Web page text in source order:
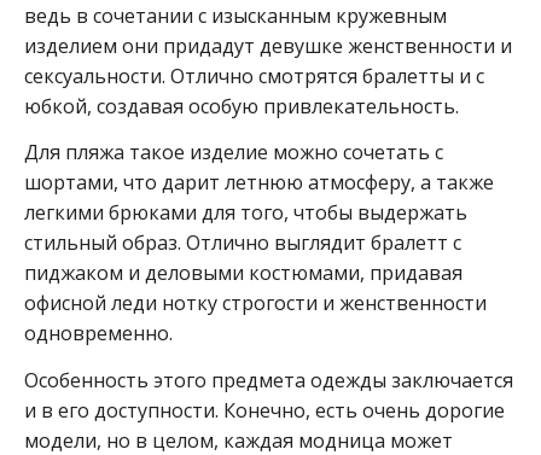
ведь в сочетании с изысканным кружевным
изделием они придадут девушке женственности и
сексуальности. Отлично смотрятся бралетты и с
юбкой, создавая особую привлекательность.
Для пляжа такое изделие можно сочетать с
шортами, что дарит летнюю атмосферу, а также
легкими брюками для того, чтобы выдержать
стильный образ. Отлично выглядит бралетт с
пиджаком и деловыми костюмами, придавая
офисной леди нотку строгости и женственности
одновременно.
Особенность этого предмета одежды заключается
и в его доступности. Конечно, есть очень дорогие
модели, но в целом, каждая модница может